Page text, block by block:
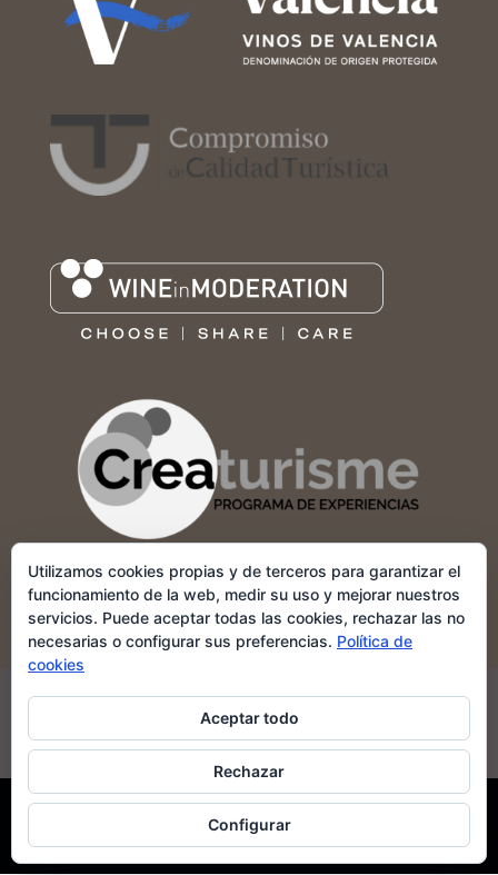
POLÍTICA DE COOKIES
APARTADO LEGAL
MI CUENTA
POLÍTICA DE DEVOLUCIONES Y REEMBOLSOS
lacasadelasvides.com 2026 ©
Utilizamos cookies propias y de terceros para garantizar el
funcionamiento de la web, medir su uso y mejorar nuestros
servicios. Puede aceptar todas las cookies, rechazar las no
necesarias o configurar sus preferencias. Política de
cookies
Aceptar todo
Rechazar
Configurar